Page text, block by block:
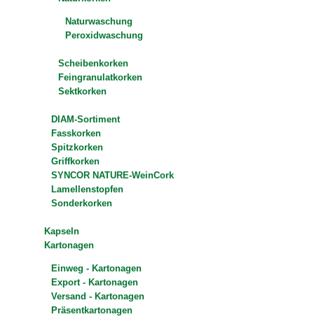
Naturwaschung
Peroxidwaschung
Scheibenkorken
Feingranulatkorken
Sektkorken
DIAM-Sortiment
Fasskorken
Spitzkorken
Griffkorken
SYNCOR NATURE-WeinCork
Lamellenstopfen
Sonderkorken
Kapseln
Kartonagen
Einweg - Kartonagen
Export - Kartonagen
Versand - Kartonagen
Präsentkartonagen